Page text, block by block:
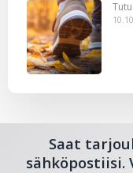
Saat
sähköpostiisi.